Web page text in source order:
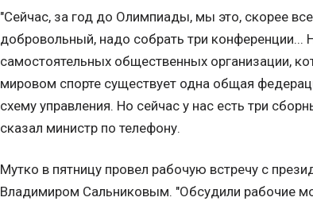
"Сейчас, за год до Олимпиады, мы это, скорее
добровольный, надо собрать три конференции...
самостоятельных общественных организации,
мировом спорте существует одна общая
схему управления. Но сейчас у нас есть три
сказал министр по телефону.
Мутко в пятницу провел рабочую встречу с
Владимиром Сальниковым. "Обсудили рабочие